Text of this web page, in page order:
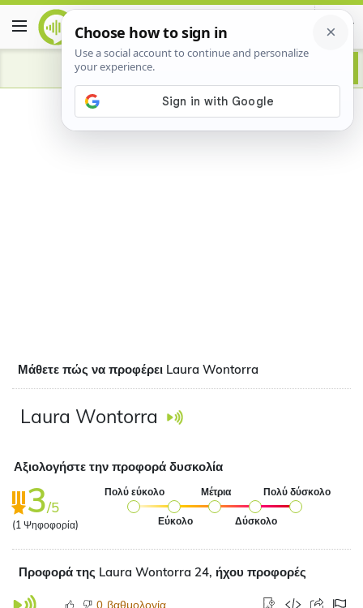
Advertisement
Μάθετε πώς να προφέρει Laura Wontorra
Laura Wontorra
Αξιολογήστε την προφορά δυσκολία
3/5
(1 Ψηφοφορία)
Πολύ εύκολο
Εύκολο
Μέτρια
Δύσκολο
Πολύ δύσκολο
Προφορά της Laura Wontorra 24, ήχου προφορές
0 βαθμολογία